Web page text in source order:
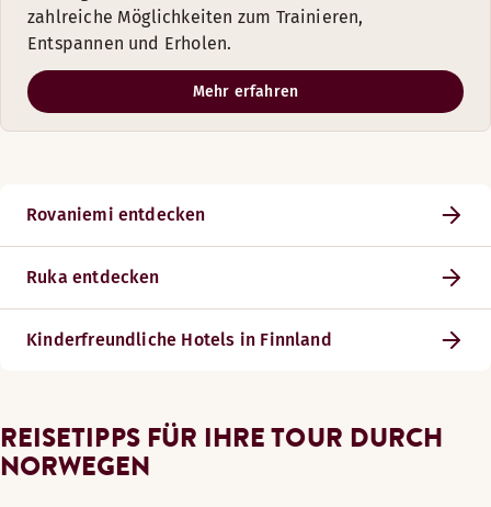
zahlreiche Möglichkeiten zum Trainieren,
Entspannen und Erholen.
Mehr erfahren
Rovaniemi entdecken
Ruka entdecken
Kinderfreundliche Hotels in Finnland
REISETIPPS FÜR IHRE TOUR DURCH
NORWEGEN